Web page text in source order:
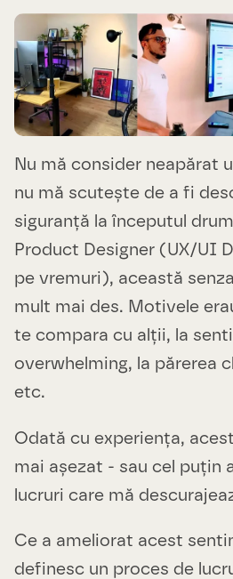
Nu mă consider neapărat
nu mă scutește de a fi
siguranță la începutul
Product Designer (UX/UI
pe vremuri), această
mult mai des. Motivele
te compara cu alții, la
overwhelming, la părerea
etc.
Odată cu experiența,
mai așezat - sau cel puțin
lucruri care mă
Ce a ameliorat acest
definesc un proces de